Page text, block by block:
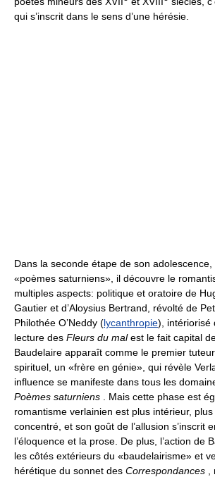
qui s’inscrit dans le sens d’une hérésie.
Dans la seconde étape de son
«poèmes saturniens», il découvre le
multiples aspects: politique et oratoire de
Gautier et d’Aloysius Bertrand, révolté de
Philothée O’Neddy (lycanthropie), intériorisé
lecture des Fleurs du malest le fait capital
Baudelaire apparaît comme le premier
spirituel, un «frère en génie», qui révèle
influence se manifeste dans tous les
Poèmes saturniens . Mais cette phase est
romantisme verlainien est plus intérieur,
concentré, et son goût de l’allusion s’inscrit
l’éloquence et la prose. De plus, l’action de
les côtés extérieurs du «baudelairisme» et
hérétique du sonnet des Correspondances